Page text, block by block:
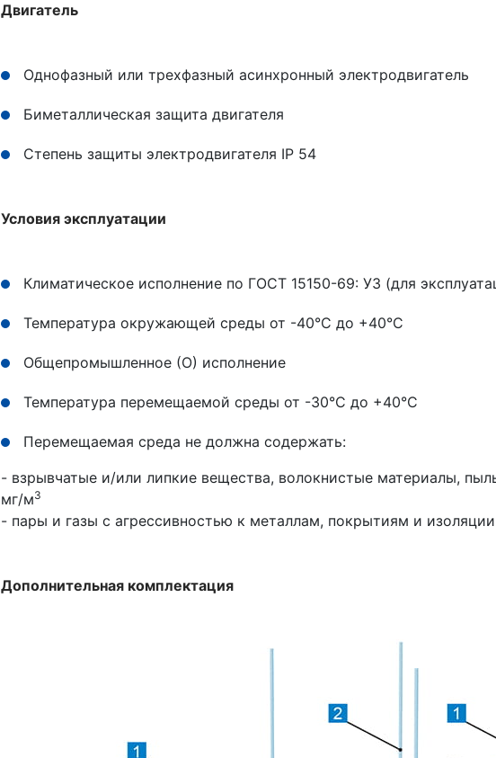
Двигатель
Однофазный или трехфазный асинхронный электродвигатель
Биметаллическая защита двигателя
Степень защиты электродвигателя IP 54
Условия эксплуатации
Климатическое исполнение по ГОСТ 15150-69: У3 (для
Температура окружающей среды от -40°С до +40°С
Общепромышленное (О) исполнение
Температура перемещаемой среды от -30°С до +40°С
Перемещаемая среда не должна содержать:
- взрывчатые и/или липкие вещества, волокнистые материалы,
мг/м3
- пары и газы с агрессивностью к металлам, покрытиям и
Дополнительная комплектация